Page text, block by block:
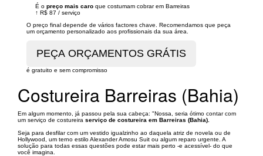
É o preço mais caro que costumam cobrar em Barreiras
↑ R$ 87 / serviço
O preço final depende de vários factores chave. Recomendamos que peça
um orçamento personalizado aos profissionais da sua área.
é gratuito e sem compromisso
Costureira Barreiras (Bahia)
Em algum momento, já passou pela sua cabeça: "Nossa, seria ótimo contar com
um serviço de costureira serviço de costureira em Barreiras (Bahia).
Seja para desfilar com um vestido igualzinho ao daquela atriz de novela ou de
Hollywood, um terno estilo Alexander Amosu Suit ou algum reparo urgente. A
solução para todas essas questões pode estar mais perto -e acessível- do que
você imagina.